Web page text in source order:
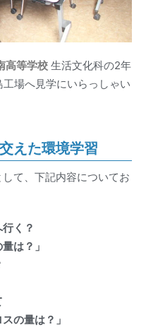
高等学校 生活文化科の2年
場へ見学にいらっしゃい
えた環境学習
て、下記内容についてお
く？
は？」
の量は？」